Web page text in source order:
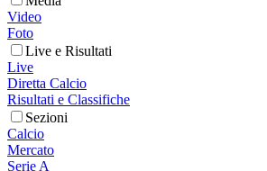
Video
Foto
Live e Risultati
Live
Diretta Calcio
Risultati e Classifiche
Sezioni
Calcio
Mercato
Serie A